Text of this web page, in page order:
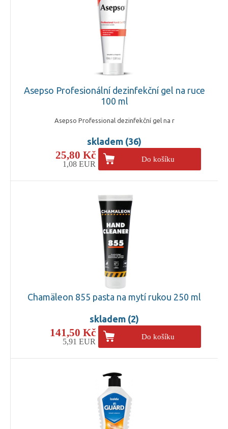
Asepso Profesionální dezinfekční gel na ruce
100 ml
Asepso Professional dezinfekční gel na r
skladem (36)
25,80 Kč
1,08 EUR
Do košíku
Chamäleon 855 pasta na mytí rukou 250 ml
skladem (2)
141,50 Kč
5,91 EUR
Do košíku